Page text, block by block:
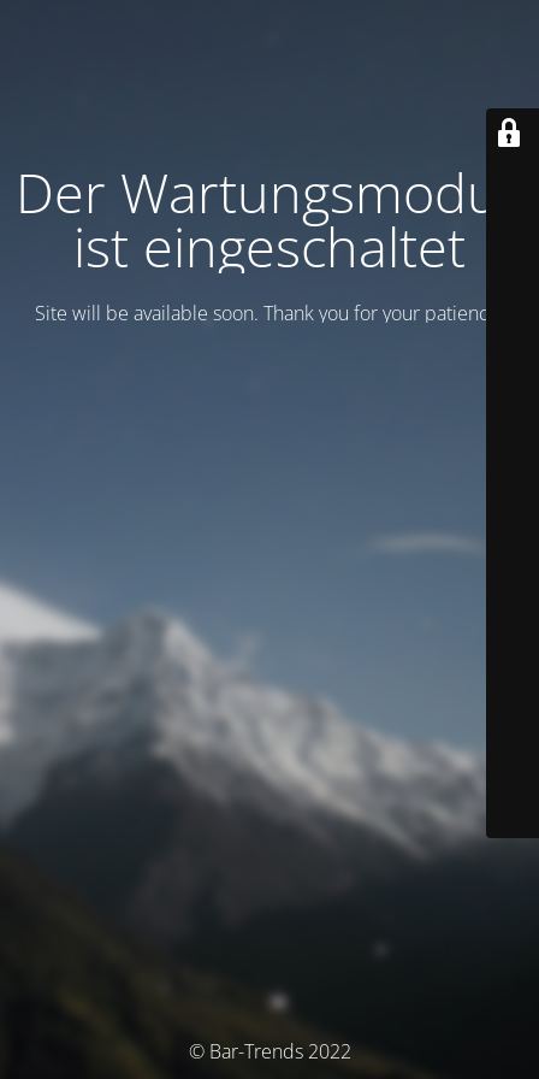
Der Wartungsmodus
ist eingeschaltet
Site will be available soon. Thank you for your patience!
© Bar-Trends 2022